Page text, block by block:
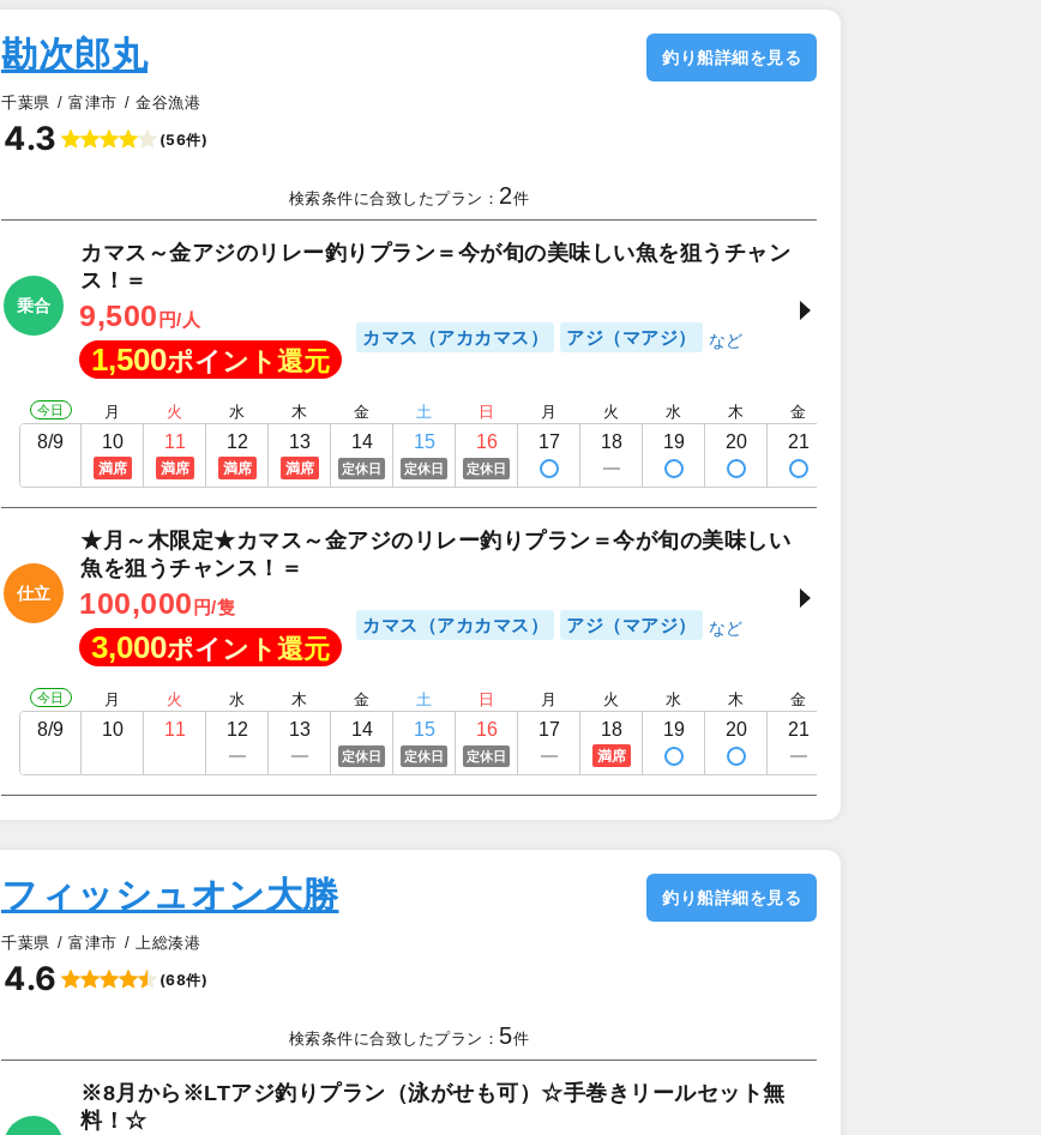
勘次郎丸
千葉県 富津市 金谷漁港
4.3 (56件)
釣り船詳細を見る
検索条件に合致したプラン： 2件
乗合
カマス～金アジのリレー釣りプラン＝今が旬の美味しい魚を狙うチャン
ス！＝
9,500 円/人
1,500ポイント還元
カマス（アカカマス） アジ（マアジ）
今日
8/9
月
10
満席
火
11
満席
水
12
満席
木
13
満席
金
14
定休日
土
15
定休日
日
16
定休日
月
17
火
18
水
19
木
20
金
21
仕立
★月～木限定★カマス～金アジのリレー釣りプラン＝今が旬の美味しい
魚を狙うチャンス！＝
100,000 円/隻
3,000ポイント還元
カマス（アカカマス） アジ（マアジ）
今日
8/9
月
10
火
11
水
12
木
13
金
14
定休日
土
15
定休日
日
16
定休日
月
17
火
18
満席
水
19
木
20
金
21
フィッシュオン大勝
千葉県 富津市 上総湊港
4.6 (68件)
釣り船詳細を見る
検索条件に合致したプラン： 5件
※8月から※LTアジ釣りプラン（泳がせも可）☆手巻きリールセット無
料！☆